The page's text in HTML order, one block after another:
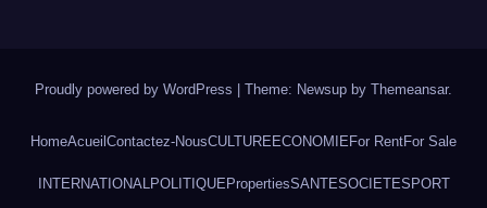
Proudly powered by WordPress | Theme: Newsup by Themeansar.
HomeAcueil Contactez-NousCULTURE ECONOMIE For RentFor Sale
INTERNATIONAL POLITIQUEPropertiesSANTESOCIETESPORT